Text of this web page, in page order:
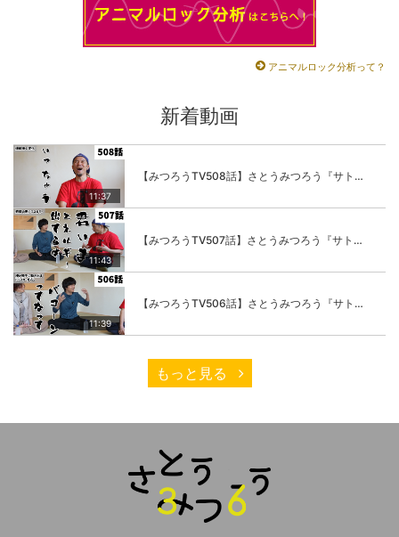
アニマルロック分析って？
新着動画
11:37
【みつろうTV508話】さとうみつろう『サトレル男塾』編④「“毎日”が変わります。楽しく」
11:43
【みつろうTV507話】さとうみつろう『サトレル男塾』編③「快楽は“自分のカラダの内側”にしかない」
11:39
【みつろうTV506話】さとうみつろう『サトレル男塾』編②「不思議な棒をお尻に…」
もっと見る